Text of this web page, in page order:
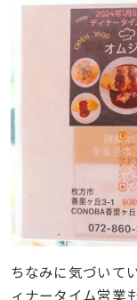
ちなみに気づいて
ィナータイム営業